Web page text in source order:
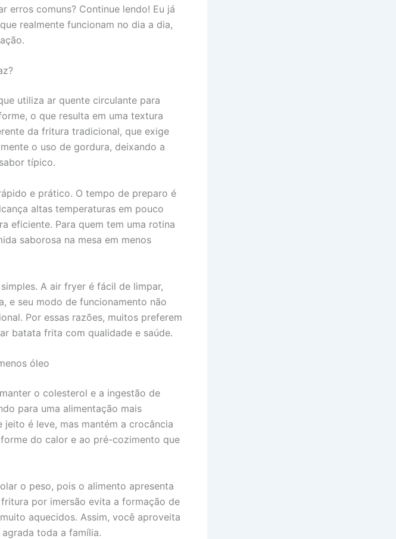
erros comuns? Continue lendo! Eu já
realmente funcionam no dia a dia,
utiliza ar quente circulante para
o que resulta em uma textura
da fritura tradicional, que exige
o uso de gordura, deixando a
típico.
e prático. O tempo de preparo é
altas temperaturas em pouco
eficiente. Para quem tem uma rotina
saborosa na mesa em menos
A air fryer é fácil de limpar,
e seu modo de funcionamento não
Por essas razões, muitos preferem
batata frita com qualidade e saúde.
óleo
o colesterol e a ingestão de
para uma alimentação mais
é leve, mas mantém a crocância
do calor e ao pré-cozimento que
o peso, pois o alimento apresenta
por imersão evita a formação de
aquecidos. Assim, você aproveita
toda a família.